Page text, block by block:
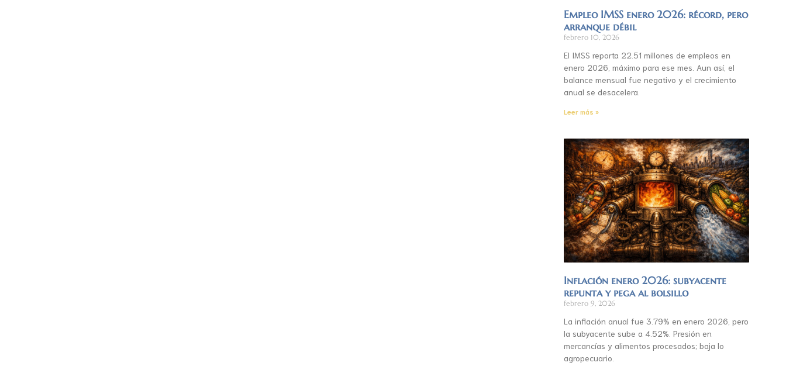
Empleo IMSS enero 2026: récord, pero
arranque débil
febrero 10, 2026
El IMSS reporta 22.51 millones de empleos en
enero 2026, máximo para ese mes. Aun así, el
balance mensual fue negativo y el crecimiento
anual se desacelera.
Leer más »
Inflación enero 2026: subyacente
repunta y pega al bolsillo
febrero 9, 2026
La inflación anual fue 3.79% en enero 2026, pero
la subyacente sube a 4.52%. Presión en
mercancías y alimentos procesados; baja lo
agropecuario.